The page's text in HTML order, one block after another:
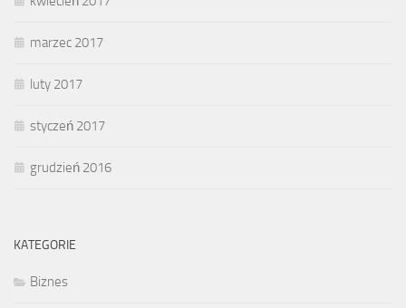
marzec 2017
luty 2017
styczeń 2017
grudzień 2016
KATEGORIE
Biznes